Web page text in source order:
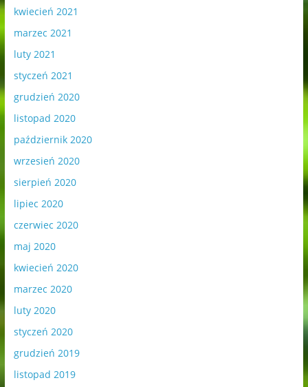
kwiecień 2021
marzec 2021
luty 2021
styczeń 2021
grudzień 2020
listopad 2020
październik 2020
wrzesień 2020
sierpień 2020
lipiec 2020
czerwiec 2020
maj 2020
kwiecień 2020
marzec 2020
luty 2020
styczeń 2020
grudzień 2019
listopad 2019